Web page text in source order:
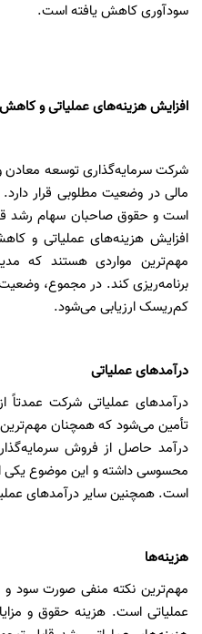
سودآوری کاهش یافته است.
افزایش هزینه‌های عملیاتی و
شرکت سرمایه‌گذاری توسعه معادن
مالی در وضعیت مطلوبی قرار
است و حقوق صاحبان سهام رشد
افزایش هزینه‌های عملیاتی و
مهم‌ترین مواردی هستند که
برنامه‌ریزی کند. در مجموع،
کم‌ریسک ارزیابی می‌شود.
درآمدهای عملیاتی
درآمدهای عملیاتی شرکت
تأمین می‌شود که همچنان
درآمد حاصل از فروش
محسوسی داشته و این موضوع یکی
است. همچنین سایر درآمدهای
هزینه‌ها
مهم‌ترین نکته منفی صورت سود و
عملیاتی است. هزینه حقوق و